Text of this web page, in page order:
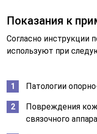
Показания к
Согласно инструкции
используют при
Патологии
Повреждения
связочного